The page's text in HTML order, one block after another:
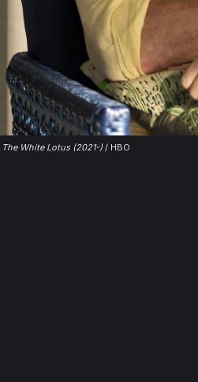
The White Lotus (2021-) / HBO